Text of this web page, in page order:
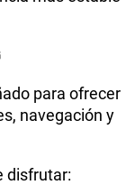
para ofrecer
navegación y
disfrutar: